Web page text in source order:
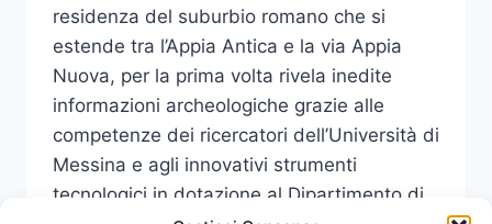
residenza del suburbio romano che si
estende tra l’Appia Antica e la via Appia
Nuova, per la prima volta rivela inedite
informazioni archeologiche grazie alle
competenze dei ricercatori dell’Università di
Messina e agli innovativi strumenti
tecnologici in dotazione al Dipartimento di